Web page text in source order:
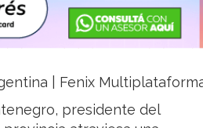
| Fenix
presidente del